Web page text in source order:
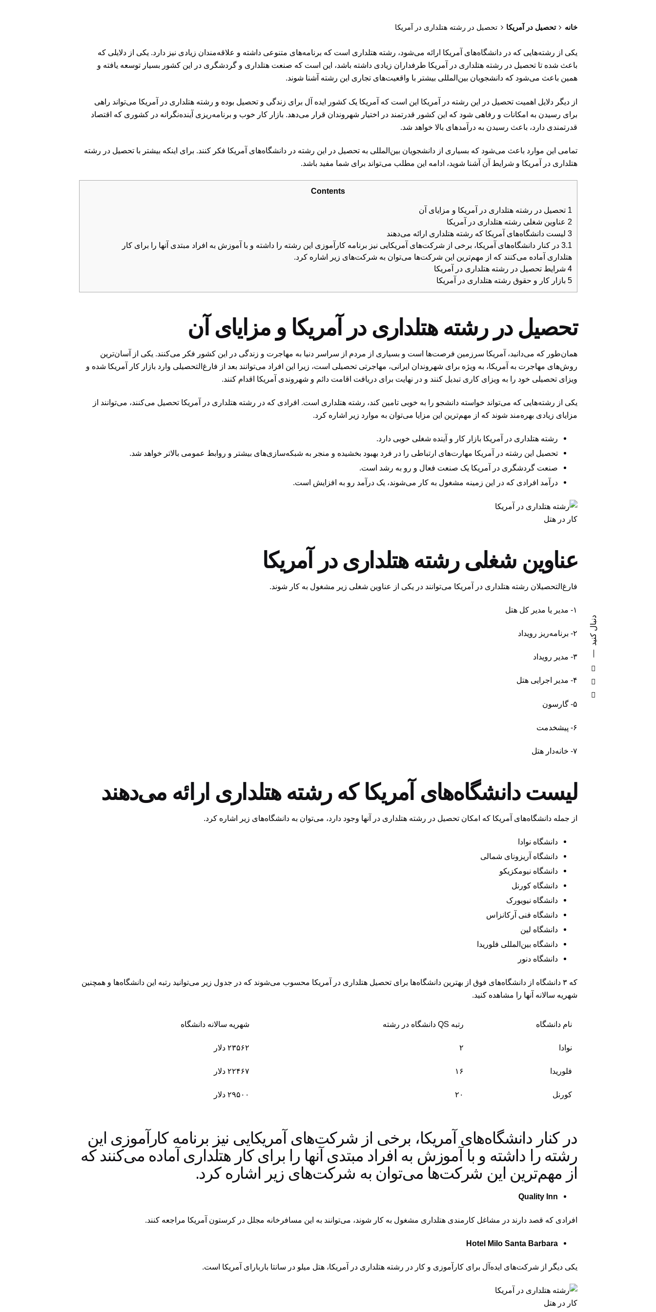
دنبال کنید
خانه تحصیل در آمریکا تحصیل در رشته هتلداری در آمریکا
یکی از رشته‌هایی که در دانشگاه‌های آمریکا ارائه می‌شود، رشته هتلداری است که برنامه‌های متنوعی داشته و علاقه‌مندان زیادی نیز دارد. یکی از دلایلی که
باعث شده تا تحصیل در رشته هتلداری در آمریکا طرفداران زیادی داشته باشد، این است که صنعت هتلداری و گردشگری در این کشور بسیار توسعه یافته و
همین باعث می‌شود که دانشجویان بین‌المللی بیشتر با واقعیت‌های تجاری این رشته آشنا شوند.
از دیگر دلایل اهمیت تحصیل در این رشته در آمریکا این است که آمریکا یک کشور ایده آل برای زندگی و تحصیل بوده و رشته هتلداری در آمریکا می‌تواند راهی
برای رسیدن به امکانات و رفاهی شود که این کشور قدرتمند در اختیار شهروندان قرار می‌دهد. بازار کار خوب و برنامه‌ریزی آینده‌نگرانه در کشوری که اقتصاد
قدرتمندی دارد، باعث رسیدن به درآمدهای بالا خواهد شد.
تمامی این موارد باعث می‌شود که بسیاری از دانشجویان بین‌المللی به تحصیل در این رشته در دانشگاه‌های آمریکا فکر کنند. برای اینکه بیشتر با تحصیل در رشته
هتلداری در آمریکا و شرایط آن آشنا شوید،‌ ادامه این مطلب می‌تواند برای شما مفید باشد.
Contents
1 تحصیل در رشته هتلداری در آمریکا و مزایای آن
2 عناوین شغلی رشته هتلداری در آمریکا
3 لیست دانشگاه‌های آمریکا که رشته هتلداری ارائه می‌دهند
3.1 در کنار دانشگاه‌های آمریکا، برخی از شرکت‌های آمریکایی نیز برنامه کارآموزی این رشته را داشته و با آموزش به افراد مبتدی آنها را برای کار
هتلداری آماده می‌کنند که از مهم‌ترین این شرکت‌ها می‌توان به شرکت‌های زیر اشاره کرد.
4 شرایط تحصیل در رشته هتلداری در آمریکا
5 بازار کار و حقوق رشته هتلداری در آمریکا
تحصیل در رشته هتلداری در آمریکا و مزایای آن
همان‌طور که می‌دانید، آمریکا سرزمین فرصت‌ها است و بسیاری از مردم از سراسر دنیا به مهاجرت و زندگی در این کشور فکر می‌کنند. یکی از آسان‌ترین
روش‌های مهاجرت به آمریکا، به ویژه برای شهروندان ایرانی، مهاجرتی تحصیلی است، زیرا این افراد می‌توانند بعد از فارغ‌التحصیلی وارد بازار کار آمریکا شده و
ویزای تحصیلی خود را به ویزای کاری تبدیل کنند و در نهایت برای دریافت اقامت دائم و شهروندی آمریکا اقدام کنند.
یکی از رشته‌هایی که می‌تواند خواسته دانشجو را به خوبی تامین کند، رشته هتلداری است. افرادی که در رشته هتلداری در آمریکا تحصیل می‌کنند، می‌توانند از
مزایای زیادی بهره‌مند شوند که از مهم‌ترین این مزایا می‌توان به موارد زیر اشاره کرد.
رشته هتلداری در آمریکا بازار کار و آینده شغلی خوبی دارد.
تحصیل این رشته در آمریکا مهارت‌های ارتباطی را در فرد بهبود بخشیده و منجر به شبکه‌سازی‌های بیشتر و روابط عمومی بالاتر خواهد شد.
صنعت گردشگری در آمریکا یک صنعت فعال و رو به رشد است.
درآمد افرادی که در این زمینه مشغول به کار می‌شوند، یک درآمد رو به افزایش است.
کار در هتل
عناوین شغلی رشته هتلداری در آمریکا
فارغ‌التحصیلان رشته هتلداری در آمریکا می‌توانند در یکی از عناوین شغلی زیر مشغول به کار شوند.
۱- مدیر یا مدیر کل هتل
۲- برنامه‌ریز رویداد
۳- مدیر رویداد
۴- مدیر اجرایی هتل
۵- گارسون
۶- پیشخدمت
۷- خانه‌دار هتل
لیست دانشگاه‌های آمریکا که رشته هتلداری ارائه می‌دهند
از جمله دانشگاه‌های آمریکا که امکان تحصیل در رشته هتلداری در آنها وجود دارد، می‌توان به دانشگاه‌های زیر اشاره کرد.
دانشگاه نوادا
دانشگاه آریزونای شمالی
دانشگاه نیومکزیکو
دانشگاه کورنل
دانشگاه نیویورک
دانشگاه فنی آرکانزاس
دانشگاه لین
دانشگاه بین‌المللی فلوریدا
دانشگاه دنور
که ۳ دانشگاه از دانشگاه‌های فوق از بهترین دانشگاه‌ها برای تحصیل هتلداری در آمریکا محسوب می‌شوند که در جدول زیر می‌توانید رتبه این دانشگاه‌ها و همچنین
شهریه سالانه آنها را مشاهده کنید.
نام دانشگاه رتبه QS دانشگاه در رشته شهریه سالانه دانشگاه
نوادا ۲ ۲۳۵۶۲ دلار
فلوریدا ۱۶ ۲۲۴۶۷ دلار
کورنل ۲۰ ۲۹۵۰۰ دلار
در کنار دانشگاه‌های آمریکا، برخی از شرکت‌های آمریکایی نیز برنامه کارآموزی این
رشته را داشته و با آموزش به افراد مبتدی آنها را برای کار هتلداری آماده می‌کنند که
از مهم‌ترین این شرکت‌ها می‌توان به شرکت‌های زیر اشاره کرد.
Quality Inn
افرادی که قصد دارند در مشاغل کارمندی هتلداری مشغول به کار شوند، می‌توانند به این مسافرخانه مجلل در کرستون آمریکا مراجعه کنند.
Hotel Milo Santa Barbara
یکی دیگر از شرکت‌های ایده‌آل برای کارآموزی و کار در رشته هتلداری در آمریکا، هتل میلو در سانتا باربارای آمریکا است.
کار در هتل